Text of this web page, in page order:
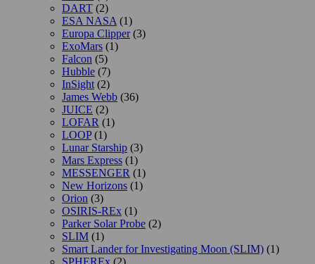
DART (2)
ESA NASA (1)
Europa Clipper(3)
ExoMars (1)
Falcon (5)
Hubble (7)
InSight (2)
James Webb (36)
JUICE (2)
LOFAR (1)
LOOP(1)
Lunar Starship (3)
Mars Express (1)
MESSENGER (1)
New Horizons (1)
Orion (3)
OSIRIS-REx (1)
Parker Solar Probe (2)
SLIM (1)
Smart Lander for Investigating Moon (SLIM) (1)
SPHEREx (2)